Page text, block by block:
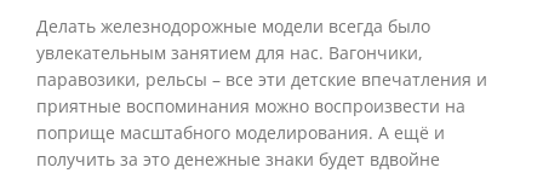
Делать железнодорожные модели всегда было
увлекательным занятием для нас. Вагончики,
паравозики, рельсы – все эти детские впечатления и
приятные воспоминания можно воспроизвести на
поприще масштабного моделирования. А ещё и
получить за это денежные знаки будет вдвойне